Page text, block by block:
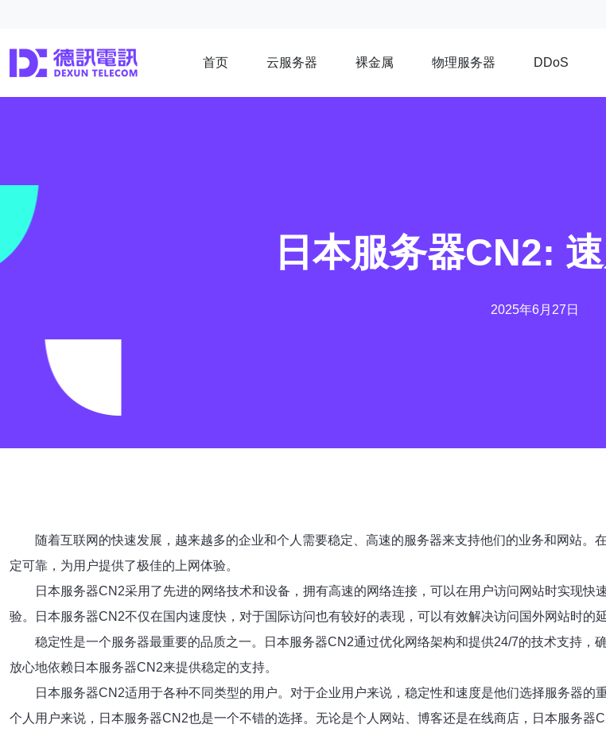
首页 云服务器 裸金属 物理服务器 DDoS
日本服务器CN2:
2025年6月27日
随着互联网的快速发展，越来越多的企业和个人需要稳定、高速的服务器来支持他们的业务和网站
定可靠，为用户提供了极佳的上网体验。
日本服务器CN2采用了先进的网络技术和设备，拥有高速的网络连接，可以在用户访问网站时实现
验。日本服务器CN2不仅在国内速度快，对于国际访问也有较好的表现，可以有效解决访问国外网站时的延
稳定性是一个服务器最重要的品质之一。日本服务器CN2通过优化网络架构和提供24/7的技术支持
放心地依赖日本服务器CN2来提供稳定的支持。
日本服务器CN2适用于各种不同类型的用户。对于企业用户来说，稳定性和速度是他们选择服务器
个人用户来说，日本服务器CN2也是一个不错的选择。无论是个人网站、博客还是在线商店，日本服务器